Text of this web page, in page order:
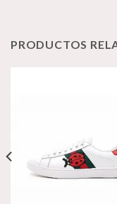
PRODUCTOS